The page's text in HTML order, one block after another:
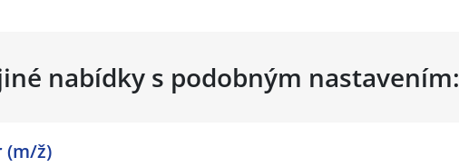
nabídky s podobným nastavením:
(m/ž)